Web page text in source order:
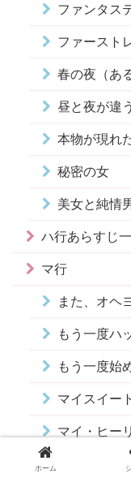
ファンタス
ファースト
春の夜（あ
昼と夜が違
本物が現れ
秘密の女
美女と純情
ハ行あらすじ
マ行
また、オヘ
もう一度ハ
もう一度始
マイスイー
マイ・ヒー
マリと変わ
ホーム